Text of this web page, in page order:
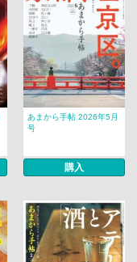
あまから手帖 2026年5月
号
購入